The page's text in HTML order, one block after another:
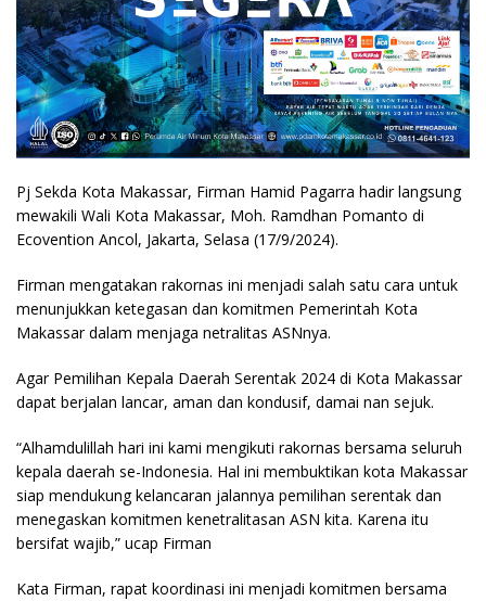
Pj Sekda Kota Makassar, Firman Hamid Pagarra hadir langsung
mewakili Wali Kota Makassar, Moh. Ramdhan Pomanto di
Ecovention Ancol, Jakarta, Selasa (17/9/2024).
Firman mengatakan rakornas ini menjadi salah satu cara untuk
menunjukkan ketegasan dan komitmen Pemerintah Kota
Makassar dalam menjaga netralitas ASNnya.
Agar Pemilihan Kepala Daerah Serentak 2024 di Kota Makassar
dapat berjalan lancar, aman dan kondusif, damai nan sejuk.
“Alhamdulillah hari ini kami mengikuti rakornas bersama seluruh
kepala daerah se-Indonesia. Hal ini membuktikan kota Makassar
siap mendukung kelancaran jalannya pemilihan serentak dan
menegaskan komitmen kenetralitasan ASN kita. Karena itu
bersifat wajib,” ucap Firman
Kata Firman, rapat koordinasi ini menjadi komitmen bersama